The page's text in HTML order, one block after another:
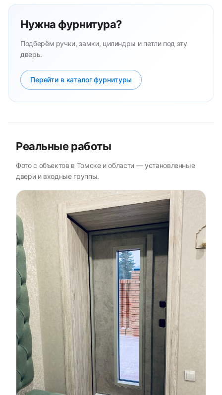
Нужна фурнитура?
Подберём ручки, замки, цилиндры и петли под эту
дверь.
Перейти в каталог фурнитуры
Реальные работы
Фото с объектов в Томске и области — установленные
двери и входные группы.